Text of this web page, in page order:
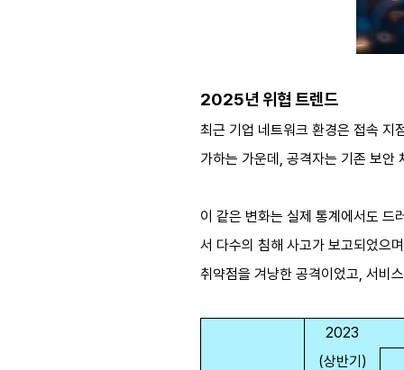
2025년 위협 트렌드
최근 기업 네트워크 환경은 접속 지
가하는 가운데, 공격자는 기존 보
이 같은 변화는 실제 통계에서도 드
서 다수의 침해 사고가 보고되었으
취약점을 겨냥한 공격이었고, 서비
2023
(상반기)